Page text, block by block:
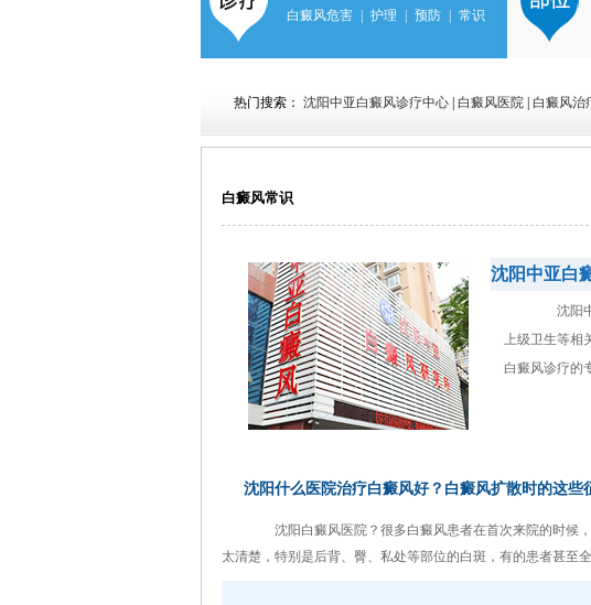
白癜风危害
护理 预防 常识
热门搜索： 沈阳中亚白癜风诊疗中心 白癜风医院 白癜风治
白癜风常识
沈阳中亚白
沈阳中
上级卫生等相
白癜风诊疗的
沈阳什么医院治疗白癜风好？白癜风扩散时的这些
沈阳白癜风医院？很多白癜风患者在首次来院的时候
太清楚，特别是后背、臀、私处等部位的白斑，有的患者甚至